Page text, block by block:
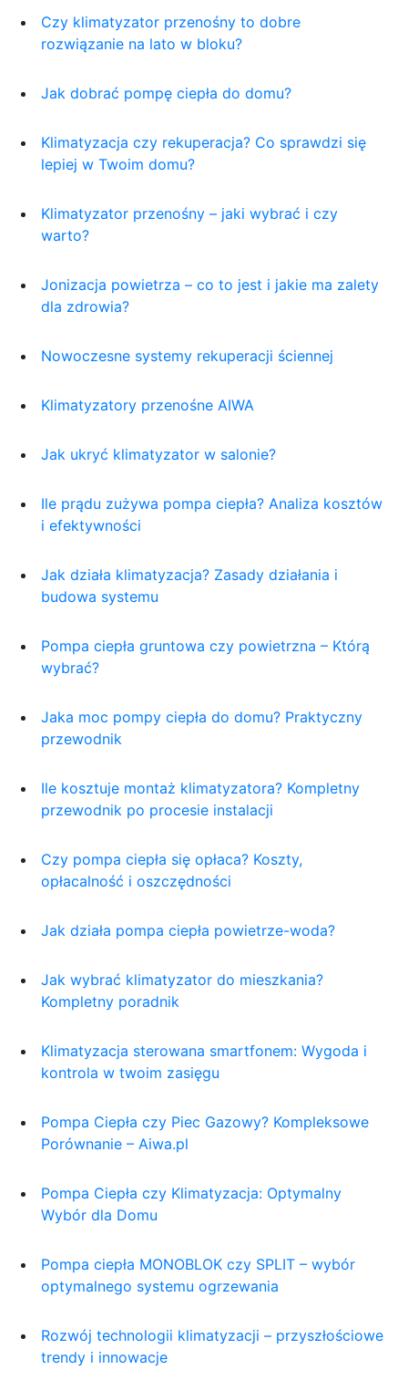
Czy klimatyzator przenośny to dobre
rozwiązanie na lato w bloku?
Jak dobrać pompę ciepła do domu?
Klimatyzacja czy rekuperacja? Co sprawdzi się
lepiej w Twoim domu?
Klimatyzator przenośny – jaki wybrać i czy
warto?
Jonizacja powietrza – co to jest i jakie ma zalety
dla zdrowia?
Nowoczesne systemy rekuperacji ściennej
Klimatyzatory przenośne AIWA
Jak ukryć klimatyzator w salonie?
Ile prądu zużywa pompa ciepła? Analiza kosztów
i efektywności
Jak działa klimatyzacja? Zasady działania i
budowa systemu
Pompa ciepła gruntowa czy powietrzna – Którą
wybrać?
Jaka moc pompy ciepła do domu? Praktyczny
przewodnik
Ile kosztuje montaż klimatyzatora? Kompletny
przewodnik po procesie instalacji
Czy pompa ciepła się opłaca? Koszty,
opłacalność i oszczędności
Jak działa pompa ciepła powietrze-woda?
Jak wybrać klimatyzator do mieszkania?
Kompletny poradnik
Klimatyzacja sterowana smartfonem: Wygoda i
kontrola w twoim zasięgu
Pompa Ciepła czy Piec Gazowy? Kompleksowe
Porównanie – Aiwa.pl
Pompa Ciepła czy Klimatyzacja: Optymalny
Wybór dla Domu
Pompa ciepła MONOBLOK czy SPLIT – wybór
optymalnego systemu ogrzewania
Rozwój technologii klimatyzacji – przyszłościowe
trendy i innowacje